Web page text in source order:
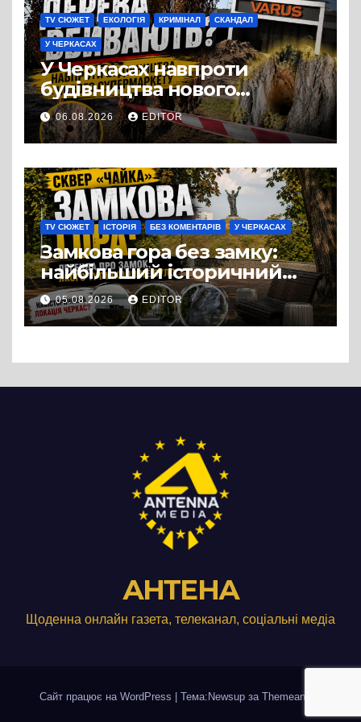
TV СЮЖЕТ ЕКОЛОГІЯ КРИМІНАЛ СКАНДАЛ
У ЧЕРКАСАХ
У Черкасах навпроти
будівництва нового
супермаркету VARUS на
проспекті Перемоги всохли
дерева. І це навряд чи
можна назвати
випадковістю
06.08.2026 EDITOR
TV СЮЖЕТ ІСТОРІЯ БЕЗ КОМЕНТАРІВ У ЧЕРКАСАХ
Замкова гора без замку:
найбільший історичний
міф Черкас
05.08.2026 EDITOR
АНТЕНА
Щоденна онлайн газета, телеканал, соціальні медіа
Сайт працює на WordPress Тема:Newsup за Themeansar